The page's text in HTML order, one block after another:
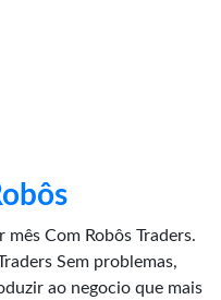
Com Robôs Traders.
Sem problemas,
ao negocio que mais